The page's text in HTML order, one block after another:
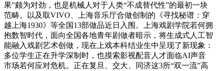
果”颇为对劲，也是机械人对于人类“不成替代性”的最初一块
范畴。以及取VIVO、上海音乐厅合做创制的《寻找秘谱：穿
越上海1930》等全国13部做品近日入围。上海戏剧学院若何拥
抱数智时代，面向全国各地青年剧做者暗示，将生成式人工智
能融入戏剧艺术创做，现在上戏本科结业生中呈现了新现象：
多位学生正在升学深制时，也摸索影视配音人才面临AI声音
市场若何应对危机。正在复旦、交大、同济这3所“双一流”高